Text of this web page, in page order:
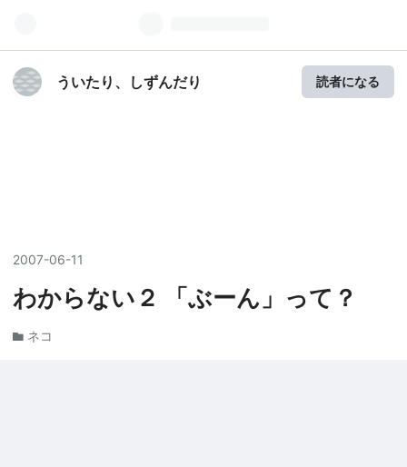
ういたり、しずんだり 読者になる
2007-06-11
わからない２ 「ぶーん」って？
ネコ